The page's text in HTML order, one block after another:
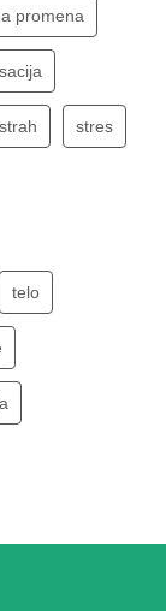
promena
strah stres
telo